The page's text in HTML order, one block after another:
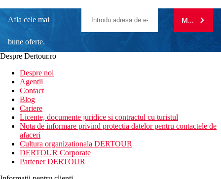
Afla cele mai
bune oferte.
newsletter!
MA
Despre Dertour.ro
Despre noi
Agentii
Contact
Blog
Cariere
Licente, documente juridice si contractul cu turistul
Nota de informare privind protectia datelor pentru contactele de
afaceri
Cultura organizationala DERTOUR
DERTOUR Corporate
Partener DERTOUR